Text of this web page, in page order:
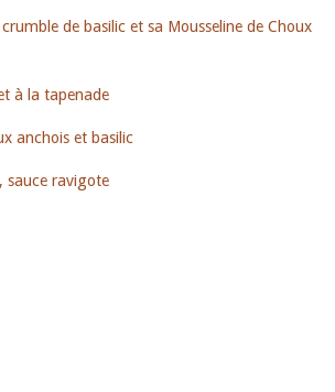
de basilic et sa Mousseline de Choux
à la tapenade
anchois et basilic
sauce ravigote